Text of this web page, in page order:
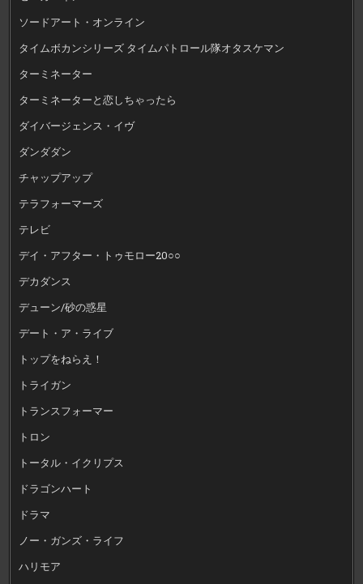
ソードアート・オンライン
タイムボカンシリーズ タイムパトロール隊オタスケマン
ターミネーター
ターミネーターと恋しちゃったら
ダイバージェンス・イヴ
ダンダダン
チャップアップ
テラフォーマーズ
テレビ
デイ・アフター・トゥモロー20○○
デカダンス
デューン/砂の惑星
デート・ア・ライブ
トップをねらえ！
トライガン
トランスフォーマー
トロン
トータル・イクリプス
ドラゴンハート
ドラマ
ノー・ガンズ・ライフ
ハリモア